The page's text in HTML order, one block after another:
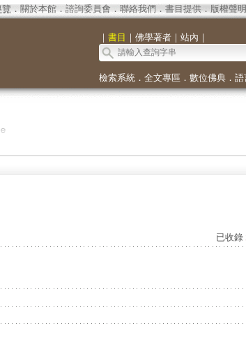
． 關於本館． 諮詢委員會． 聯絡我們 ． 書目提供． 版權聲明
｜ 書目 ｜ 佛學著者｜ 站內 ｜
檢索系統． 全文專區 ． 數位佛典． 語
已收錄